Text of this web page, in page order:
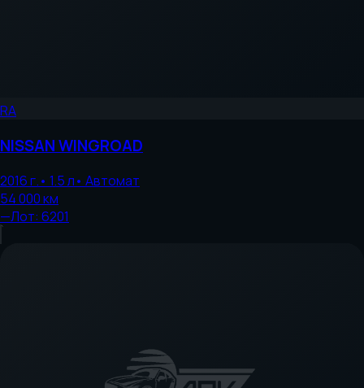
RA
NISSANWINGROAD
2016г.• 1.5л• Автомат
54 000км
—Лот: 6201